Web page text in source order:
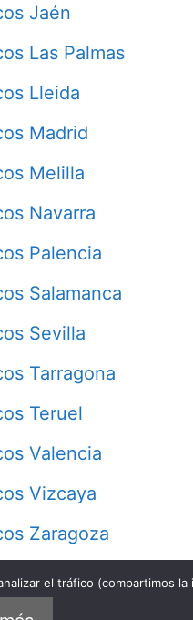
Jaén
Las Palmas
Lleida
Madrid
Melilla
Navarra
Palencia
Salamanca
Sevilla
Tarragona
Teruel
Valencia
Vizcaya
Zaragoza
cookies
el tráfico (compartimos